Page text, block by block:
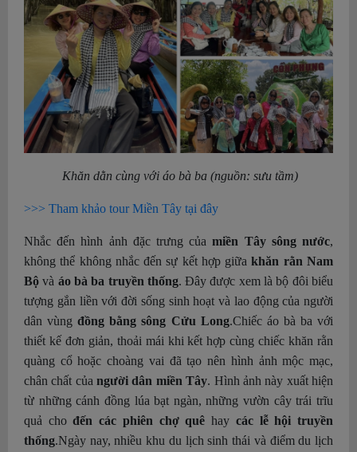
Khăn dằn cùng với áo bà ba (nguồn: sưu tầm)
>>> Tham khảo tour Miền Tây tại đây
Nhắc đến hình ảnh đặc trưng của miền Tây sông nước,
không thể không nhắc đến sự kết hợp giữa khăn rằn Nam
Bộ và áo bà ba truyền thống. Đây được xem là bộ đôi biểu
tượng gắn liền với đời sống sinh hoạt và lao động của người
dân vùngđồng bằng sông Cửu Long.Chiếc áo bà ba với
thiết kế đơn giản, thoải mái khi kết hợp cùng chiếc khăn rằn
quàng cổ hoặc choàng vai đã tạo nên hình ảnh mộc mạc,
chân chất củangười dân miền Tây. Hình ảnh này xuất hiện
từ những cánh đồng lúa bạt ngàn, những vườn cây trái trĩu
quả chođến các phiên chợ quêhay các lễ hội truyền
thống.Ngày nay, nhiều khu du lịch sinh thái và điểm du lịch